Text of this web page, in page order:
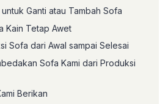
Ganti atau Tambah Sofa
Kain Tetap Awet
Sofa dari Awal sampai Selesai
Sofa Kami dari Produksi
Berikan